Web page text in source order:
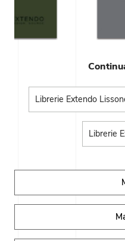
Librerie Extendo
Librerie